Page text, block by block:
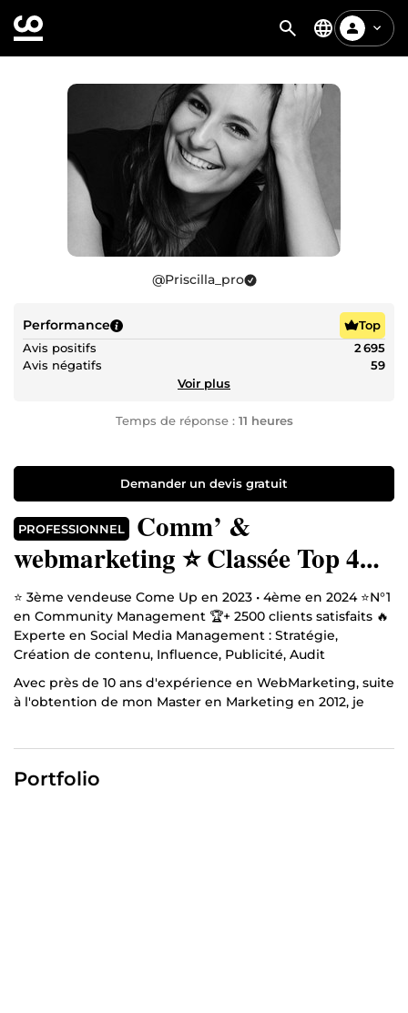
@Priscilla_pro
Performance
Top
Avis positifs
2 695
Avis négatifs
59
Voir plus
Temps de réponse : 11 heures
Demander un devis gratuit
PROFESSIONNEL
Comm’ &
webmarketing ⭐ Classée Top 4
sur ComeUp ⭐ Community
Manager N°1 🏆
⭐ 3ème vendeuse Come Up en 2023 • 4ème en 2024 ⭐N°1
en Community Management 🏆+ 2500 clients satisfaits 🔥
Experte en Social Media Management : Stratégie,
Création de contenu, Influence, Publicité, Audit
Avec près de 10 ans d'expérience en WebMarketing, suite
à l'obtention de mon Master en Marketing en 2012, je
sites web Wordpress, rédaction SEO, analyse et coaching,
Portfolio